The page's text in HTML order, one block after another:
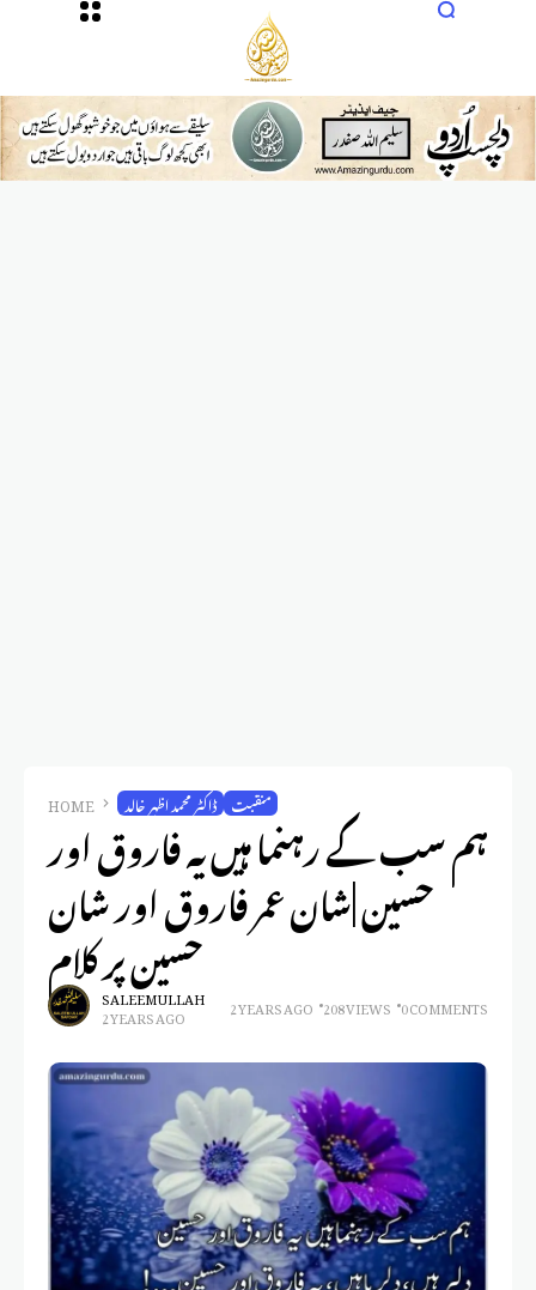
HOME ڈاکٹر محمد اظہر خالد منقبت
ہم سب کے رہنما ہیں یہ فاروق اور
حسین |شان عمر فاروق اور شان
حسین پر کلام
SALEEM ULLAH
2 YEARS AGO 2 YEARS AGO 208 VIEWS 0 COMMENTS